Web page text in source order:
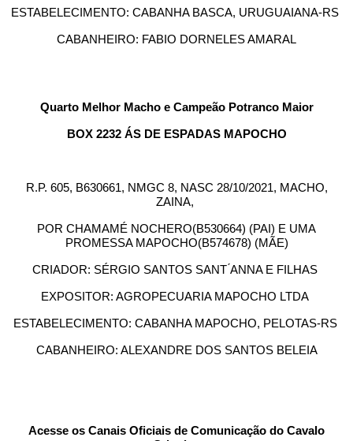
ESTABELECIMENTO: CABANHA BASCA, URUGUAIANA-RS
CABANHEIRO: FABIO DORNELES AMARAL
Quarto Melhor Macho e Campeão Potranco Maior
BOX 2232 ÁS DE ESPADAS MAPOCHO
R.P. 605, B630661, NMGC 8, NASC 28/10/2021, MACHO,
ZAINA,
POR CHAMAMÉ NOCHERO(B530664) (PAI) E UMA
PROMESSA MAPOCHO(B574678) (MÃE)
CRIADOR: SÉRGIO SANTOS SANT ́ANNA E FILHAS
EXPOSITOR: AGROPECUARIA MAPOCHO LTDA
ESTABELECIMENTO: CABANHA MAPOCHO, PELOTAS-RS
CABANHEIRO: ALEXANDRE DOS SANTOS BELEIA
Acesse os Canais Oficiais de Comunicação do Cavalo